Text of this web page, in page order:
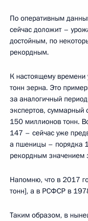
По оперативным
сейчас доложит –
достойным, по
рекордным.
К настоящему
тонн зерна. Это
за аналогичный
экспертов, суммарный
150 миллионов тонн.
147 – сейчас уже
а пшеницы – порядка
рекордным значением
Напомню, что в 2017
тонн], а в РСФСР в
Таким образом, в